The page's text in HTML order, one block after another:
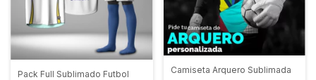
Pack Full Sublimado Futbol Camiseta Arquero Sublimada